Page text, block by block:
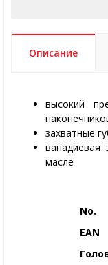
Описание
высокий
захватные
ванадиевая
масле
No.
EAN